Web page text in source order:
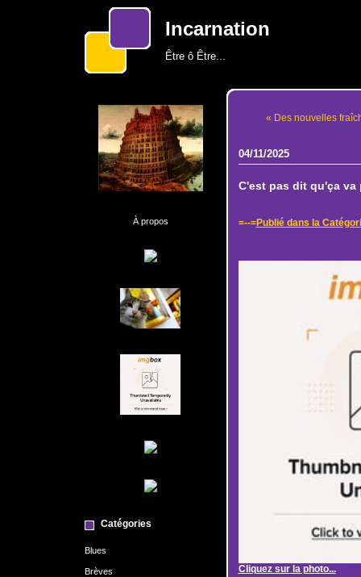
Incarnation
Être ô Être...
À propos
Catégories
Blues
Brèves
« Des nouvelles
04/11/2025
C'est pas dit qu'ça va
=--=Publié dans la
Cliquez sur la photo...